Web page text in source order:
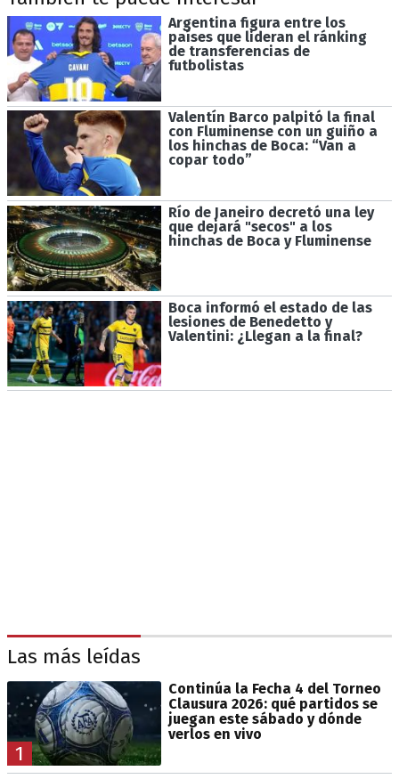
Argentina figura entre los
países que lideran el ránking
de transferencias de
futbolistas
Valentín Barco palpitó la final
con Fluminense con un guiño a
los hinchas de Boca: “Van a
copar todo”
Río de Janeiro decretó una ley
que dejará "secos" a los
hinchas de Boca y Fluminense
Boca informó el estado de las
lesiones de Benedetto y
Valentini: ¿Llegan a la final?
Las más leídas
1
Continúa la Fecha 4 del Torneo
Clausura 2026: qué partidos se
juegan este sábado y dónde
verlos en vivo